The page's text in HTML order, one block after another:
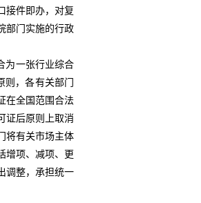
接件即办，对复
部门实施的行政
为一张行业综合
，各有关部门
在全国范围合法
证后原则上取消
将有关市场主体
增项、减项、更
调整，承担统一